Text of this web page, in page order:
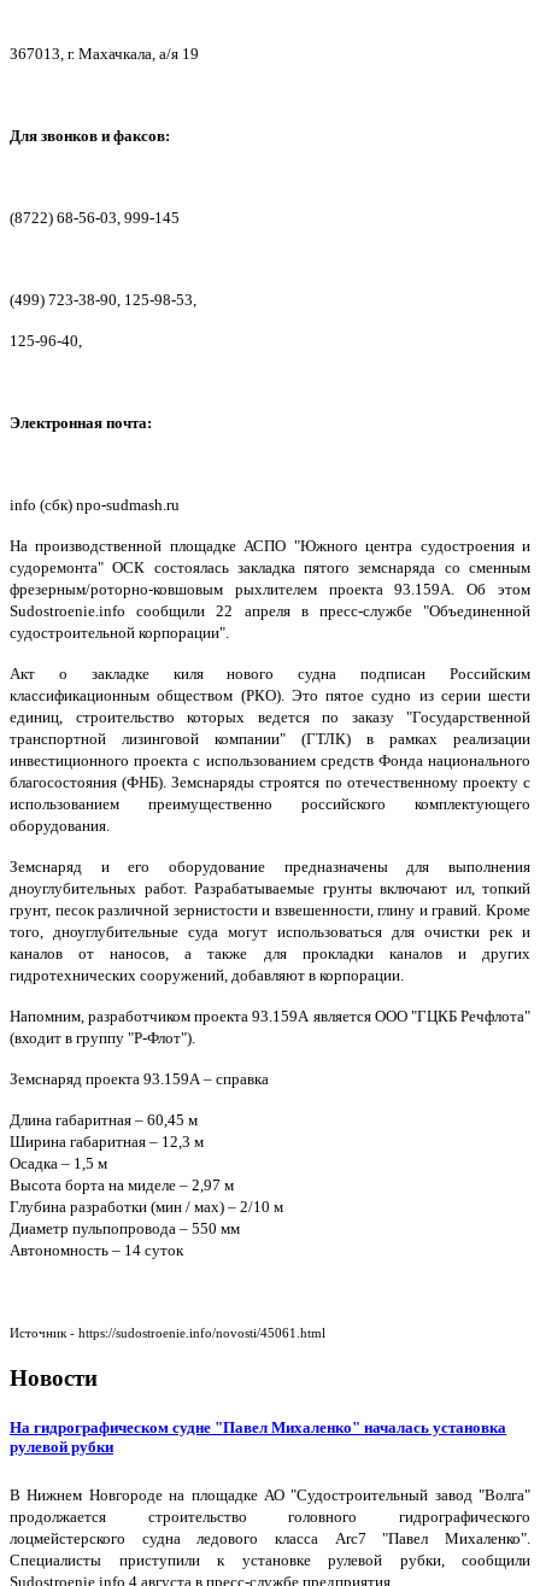
367013, г. Махачкала, а/я 19
Для звонков и факсов:
(8722) 68-56-03, 999-145
(499) 723-38-90, 125-98-53,
125-96-40,
Электронная почта:
info (сбк) npo-sudmash.ru
На производственной площадке АСПО "Южного центра судостроения и
судоремонта" ОСК состоялась закладка пятого земснаряда со сменным
фрезерным/роторно-ковшовым рыхлителем проекта 93.159А. Об этом
Sudostroenie.info сообщили 22 апреля в пресс-службе "Объединенной
судостроительной корпорации".
Акт о закладке киля нового судна подписан Российским
классификационным обществом (РКО). Это пятое судно из серии шести
единиц, строительство которых ведется по заказу "Государственной
транспортной лизинговой компании" (ГТЛК) в рамках реализации
инвестиционного проекта с использованием средств Фонда национального
благосостояния (ФНБ). Земснаряды строятся по отечественному проекту с
использованием преимущественно российского комплектующего
оборудования.
Земснаряд и его оборудование предназначены для выполнения
дноуглубительных работ. Разрабатываемые грунты включают ил, топкий
грунт, песок различной зернистости и взвешенности, глину и гравий. Кроме
того, дноуглубительные суда могут использоваться для очистки рек и
каналов от наносов, а также для прокладки каналов и других
гидротехнических сооружений, добавляют в корпорации.
Напомним, разработчиком проекта 93.159А является ООО "ГЦКБ Речфлота"
(входит в группу "Р-Флот").
Земснаряд проекта 93.159А – справка
Длина габаритная – 60,45 м
Ширина габаритная – 12,3 м
Осадка – 1,5 м
Высота борта на миделе – 2,97 м
Глубина разработки (мин / мах) – 2/10 м
Диаметр пульпопровода – 550 мм
Автономность – 14 суток
Источник - https://sudostroenie.info/novosti/45061.html
Новости
На гидрографическом судне "Павел Михаленко" началась установка
рулевой рубки
В Нижнем Новгороде на площадке АО "Судостроительный завод "Волга"
продолжается строительство головного гидрографического
лоцмейстерского судна ледового класса Arc7 "Павел Михаленко".
Специалисты приступили к установке рулевой рубки, сообщили
Sudostroenie.info 4 августа в пресс-службе предприятия.